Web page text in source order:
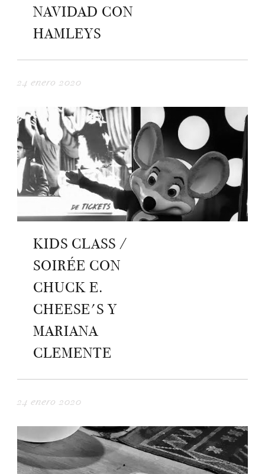
NAVIDAD CON
HAMLEYS
24 enero 2020
KIDS CLASS /
SOIRÉE CON
CHUCK E.
CHEESE'S Y
MARIANA
CLEMENTE
24 enero 2020